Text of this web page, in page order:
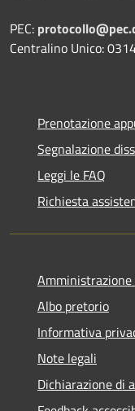
PEC:
Centralino Unico:
Prenotazione
Segnalazione
Leggi le FAQ
Richiesta
Albo pretorio
Informativa
Note legali
Dichiarazione di